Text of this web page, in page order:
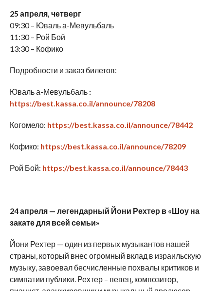
25 апреля, четверг
09:30 – Юваль а-Мевульбаль
11:30 – Рой Бой
13:30 – Кофико
Подробности и заказ билетов:
Юваль а-Мевульбаль:
https://best.kassa.co.il/announce/78208
Когомело: https://best.kassa.co.il/announce/78442
Кофико: https://best.kassa.co.il/announce/78209
Рой Бой: https://best.kassa.co.il/announce/78443
24 апреля — легендарный Йони Рехтер в «Шоу на
закате для всей семьи»
Йони Рехтер — один из первых музыкантов нашей
страны, который внес огромный вклад в израильскую
музыку, завоевал бесчисленные похвалы критиков и
симпатии публики. Рехтер – певец, композитор,